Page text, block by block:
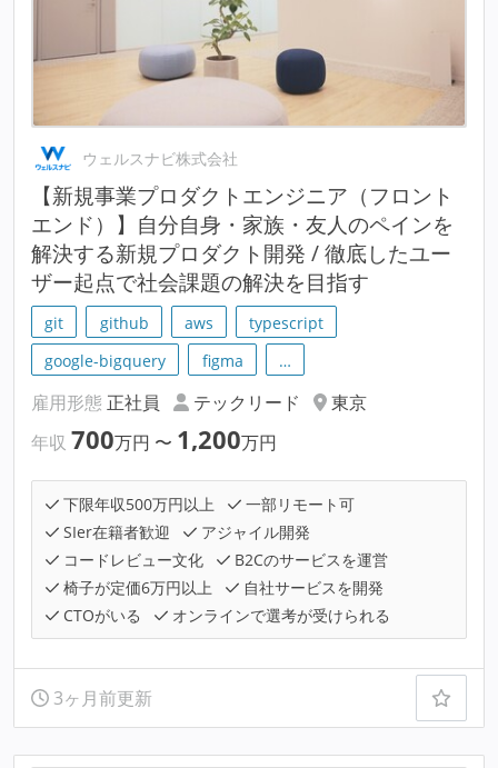
ウェルスナビ株式会社
【新規事業プロダクトエンジニア（フロント
エンド）】自分自身・家族・友人のペインを
解決する新規プロダクト開発 / 徹底したユー
ザー起点で社会課題の解決を目指す
git github aws
typescript
google-bigquery
figma …
雇用形態 正社員 テックリード
東京
年収 700万円 〜 1,200万円
下限年収500万円以上
一部リモート可
SIer在籍者歓迎
アジャイル開発
コードレビュー文化
B2Cのサービスを運営
椅子が定価6万円以上
自社サービスを開発
CTOがいる
オンラインで選考が受けられる
3ヶ月前更新